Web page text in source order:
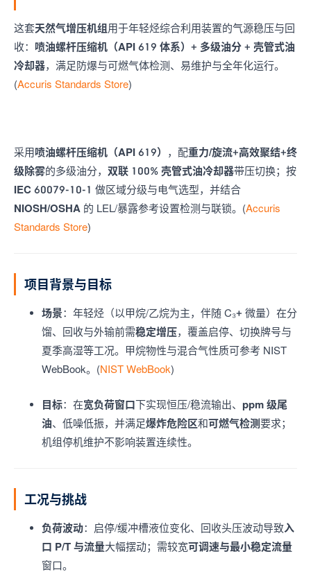
这套天然气增压机组用于年轻烃综合利用装置的气源稳压与回
收： 喷油螺杆压缩机（API 619 体系）+ 多级油分 + 壳管式油
冷却器，满足防爆与可燃气体检测、易维护与全年化运行。
(Accuris Standards Store)
采用喷油螺杆压缩机（API 619） ，配重力/旋流+高效聚结+终
级除雾的多级油分， 双联 100% 壳管式油冷却器带压切换；按
IEC 60079-10-1 做区域分级与电气选型，并结合
NIOSH/OSHA 的 LEL/暴露参考设置检测与联锁。(Accuris
Standards Store)
项目背景与目标
场景：年轻烃（以甲烷/乙烷为主，伴随 C₃+ 微量）在分
馏、回收与外输前需稳定增压，覆盖启停、切换牌号与
夏季高湿等工况。甲烷物性与混合气性质可参考 NIST
WebBook。(NIST WebBook)
目标：在宽负荷窗口下实现恒压/稳流输出、 ppm 级尾
油、低噪低振，并满足爆炸危险区和可燃气检测要求；
机组停机维护不影响装置连续性。
工况与挑战
负荷波动：启停/缓冲槽液位变化、回收头压波动导致入
口 P/T 与流量大幅摆动；需较宽可调速与最小稳定流量
窗口。